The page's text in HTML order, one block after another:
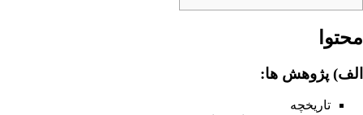
محتوا
الف) پژوهش ها:
تاريخچه